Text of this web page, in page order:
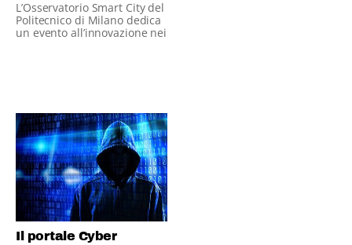
L’Osservatorio Smart City del
Politecnico di Milano dedica
un evento all’innovazione nei
Il portale Cyber